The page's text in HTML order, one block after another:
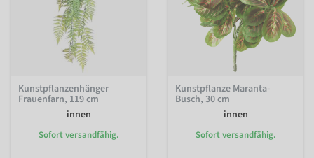
Kunstpflanzenhänger
Frauenfarn, 119 cm
innen
Sofort versandfähig.
Kunstpflanze Maranta-
Busch, 30 cm
innen
Sofort versandfähig.